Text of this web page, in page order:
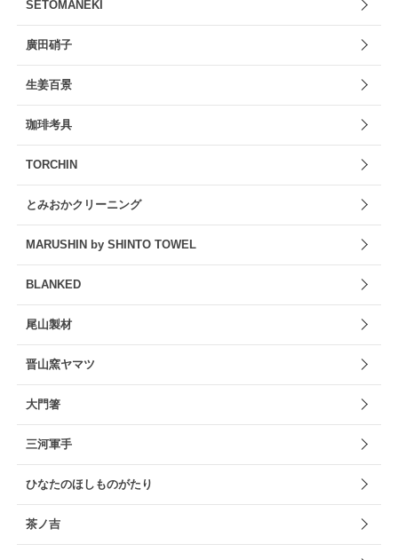
SETOMANEKI
廣田硝子
生姜百景
珈琲考具
TORCHIN
とみおかクリーニング
MARUSHIN by SHINTO TOWEL
BLANKED
尾山製材
晋山窯ヤマツ
大門箸
三河軍手
ひなたのほしものがたり
茶ノ吉